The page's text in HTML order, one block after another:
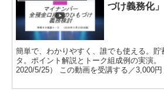
づけ義務化
簡単で、わかりやすく、誰でも使える。貯
タ。ポイント解説とトーク組成例の実演
2020/5/25） この動画を受講する／3,000円